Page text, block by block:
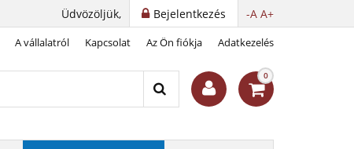
-A A+
Bejelentkezés
Üdvözöljük,
A vállalatról Kapcsolat Az Ön fiókja Adatkezelés
0